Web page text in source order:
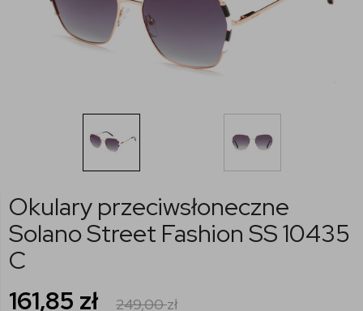
Okulary przeciwsłoneczne
Solano Street Fashion SS 10435
C
161,85 zł 249,00zł